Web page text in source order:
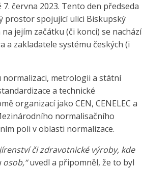
června 2023. Tento den předseda
prostor spojující ulici Biskupský
jejím začátku (či konci) se nachází
zakladatele systému českých (i
normalizaci, metrologii a státní
a technické
organizací jako CEN, CENELEC a
normalisačního
poli v oblasti normalizace.
či zdravotnické výroby, kde
osob,“uvedl a připomněl, že to byl